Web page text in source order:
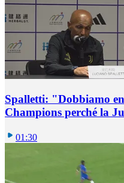
Spalletti: "Dobbiamo
Champions perché la
01:30